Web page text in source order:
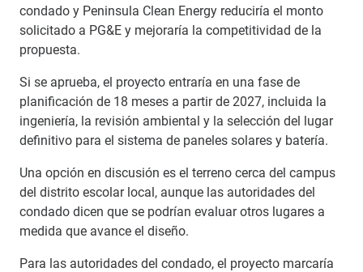
condado y Peninsula Clean Energy reduciría el monto
solicitado a PG&E y mejoraría la competitividad de la
propuesta.
Si se aprueba, el proyecto entraría en una fase de
planificación de 18 meses a partir de 2027, incluida la
ingeniería, la revisión ambiental y la selección del lugar
definitivo para el sistema de paneles solares y batería.
Una opción en discusión es el terreno cerca del campus
del distrito escolar local, aunque las autoridades del
condado dicen que se podrían evaluar otros lugares a
medida que avance el diseño.
Para las autoridades del condado, el proyecto marcaría